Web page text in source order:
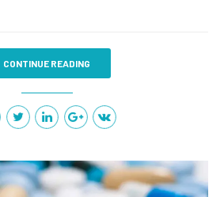
CONTINUE READING